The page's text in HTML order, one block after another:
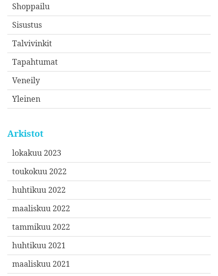
Shoppailu
Sisustus
Talvivinkit
Tapahtumat
Veneily
Yleinen
Arkistot
lokakuu 2023
toukokuu 2022
huhtikuu 2022
maaliskuu 2022
tammikuu 2022
huhtikuu 2021
maaliskuu 2021